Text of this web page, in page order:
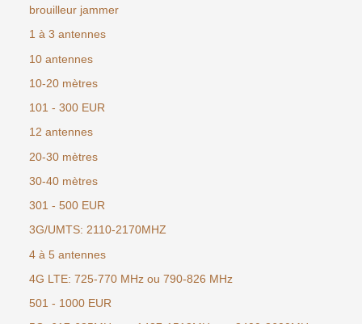
brouilleur jammer
1 à 3 antennes
10 antennes
10-20 mètres
101 - 300 EUR
12 antennes
20-30 mètres
30-40 mètres
301 - 500 EUR
3G/UMTS: 2110-2170MHZ
4 à 5 antennes
4G LTE: 725-770 MHz ou 790-826 MHz
501 - 1000 EUR